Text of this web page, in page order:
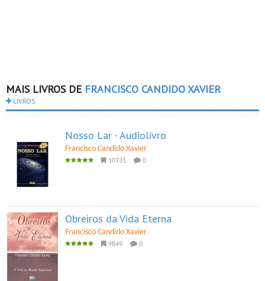
MAIS LIVROS DE FRANCISCO CANDIDO XAVIER
LIVROS
Nosso Lar - Audiolivro
Francisco Candido Xavier
10731 0
Obreiros da Vida Eterna
Francisco Candido Xavier
9849 0